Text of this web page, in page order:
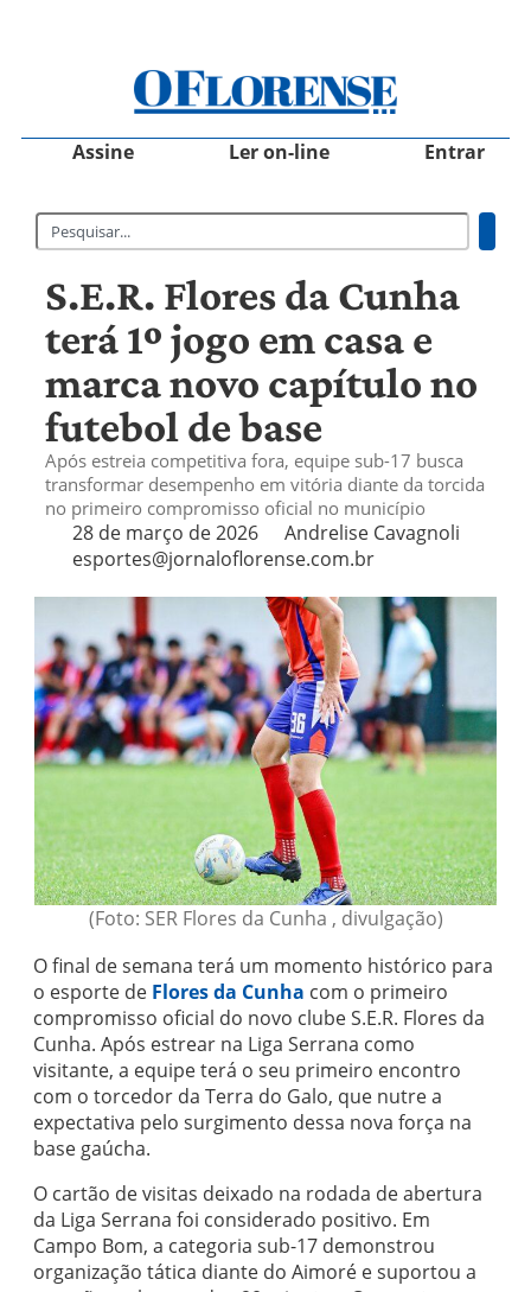
Assine Ler on-line Entrar
S.E.R. Flores da Cunha
terá 1º jogo em casa e
marca novo capítulo no
futebol de base
Após estreia competitiva fora, equipe sub-17 busca
transformar desempenho em vitória diante da torcida
no primeiro compromisso oficial no município
28 de março de 2026
Andrelise Cavagnoli
esportes@jornaloflorense.com.br
(Foto: SER Flores da Cunha , divulgação)
O final de semana terá um momento histórico para
o esporte de Flores da Cunha com o primeiro
compromisso oficial do novo clube S.E.R. Flores da
Cunha. Após estrear na Liga Serrana como
visitante, a equipe terá o seu primeiro encontro
com o torcedor da Terra do Galo, que nutre a
expectativa pelo surgimento dessa nova força na
base gaúcha.
O cartão de visitas deixado na rodada de abertura
da Liga Serrana foi considerado positivo. Em
Campo Bom, a categoria sub-17 demonstrou
organização tática diante do Aimoré e suportou a